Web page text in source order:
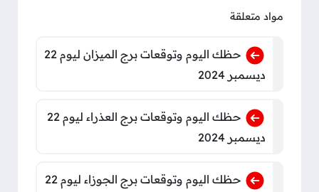
مواد متعلقة
حظك اليوم وتوقعات برج الميزان ليوم 22
ديسمبر 2024
حظك اليوم وتوقعات برج العذراء ليوم 22
ديسمبر 2024
حظك اليوم وتوقعات برج الجوزاء ليوم 22